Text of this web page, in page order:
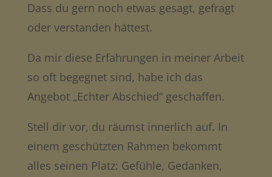
Dass du gern noch etwas gesagt, gefragt
oder verstanden hättest.
Da mir diese Erfahrungen in meiner Arbeit
so oft begegnet sind, habe ich das
Angebot „Echter Abschied“ geschaffen.
Stell dir vor, du räumst innerlich auf. In
einem geschützten Rahmen bekommt
alles seinen Platz: Gefühle, Gedanken,